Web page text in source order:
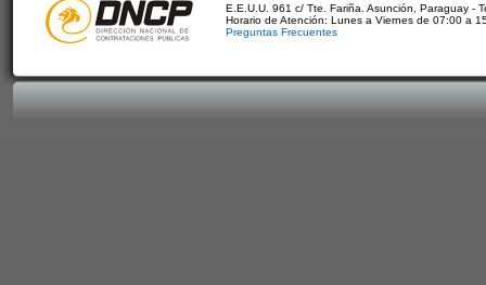
E.E.U.U. 961 c/ Tte. Fariña. Asunción, Paraguay -
Horario de Atención: Lunes a Viernes de 07:00 a
Preguntas Frecuentes